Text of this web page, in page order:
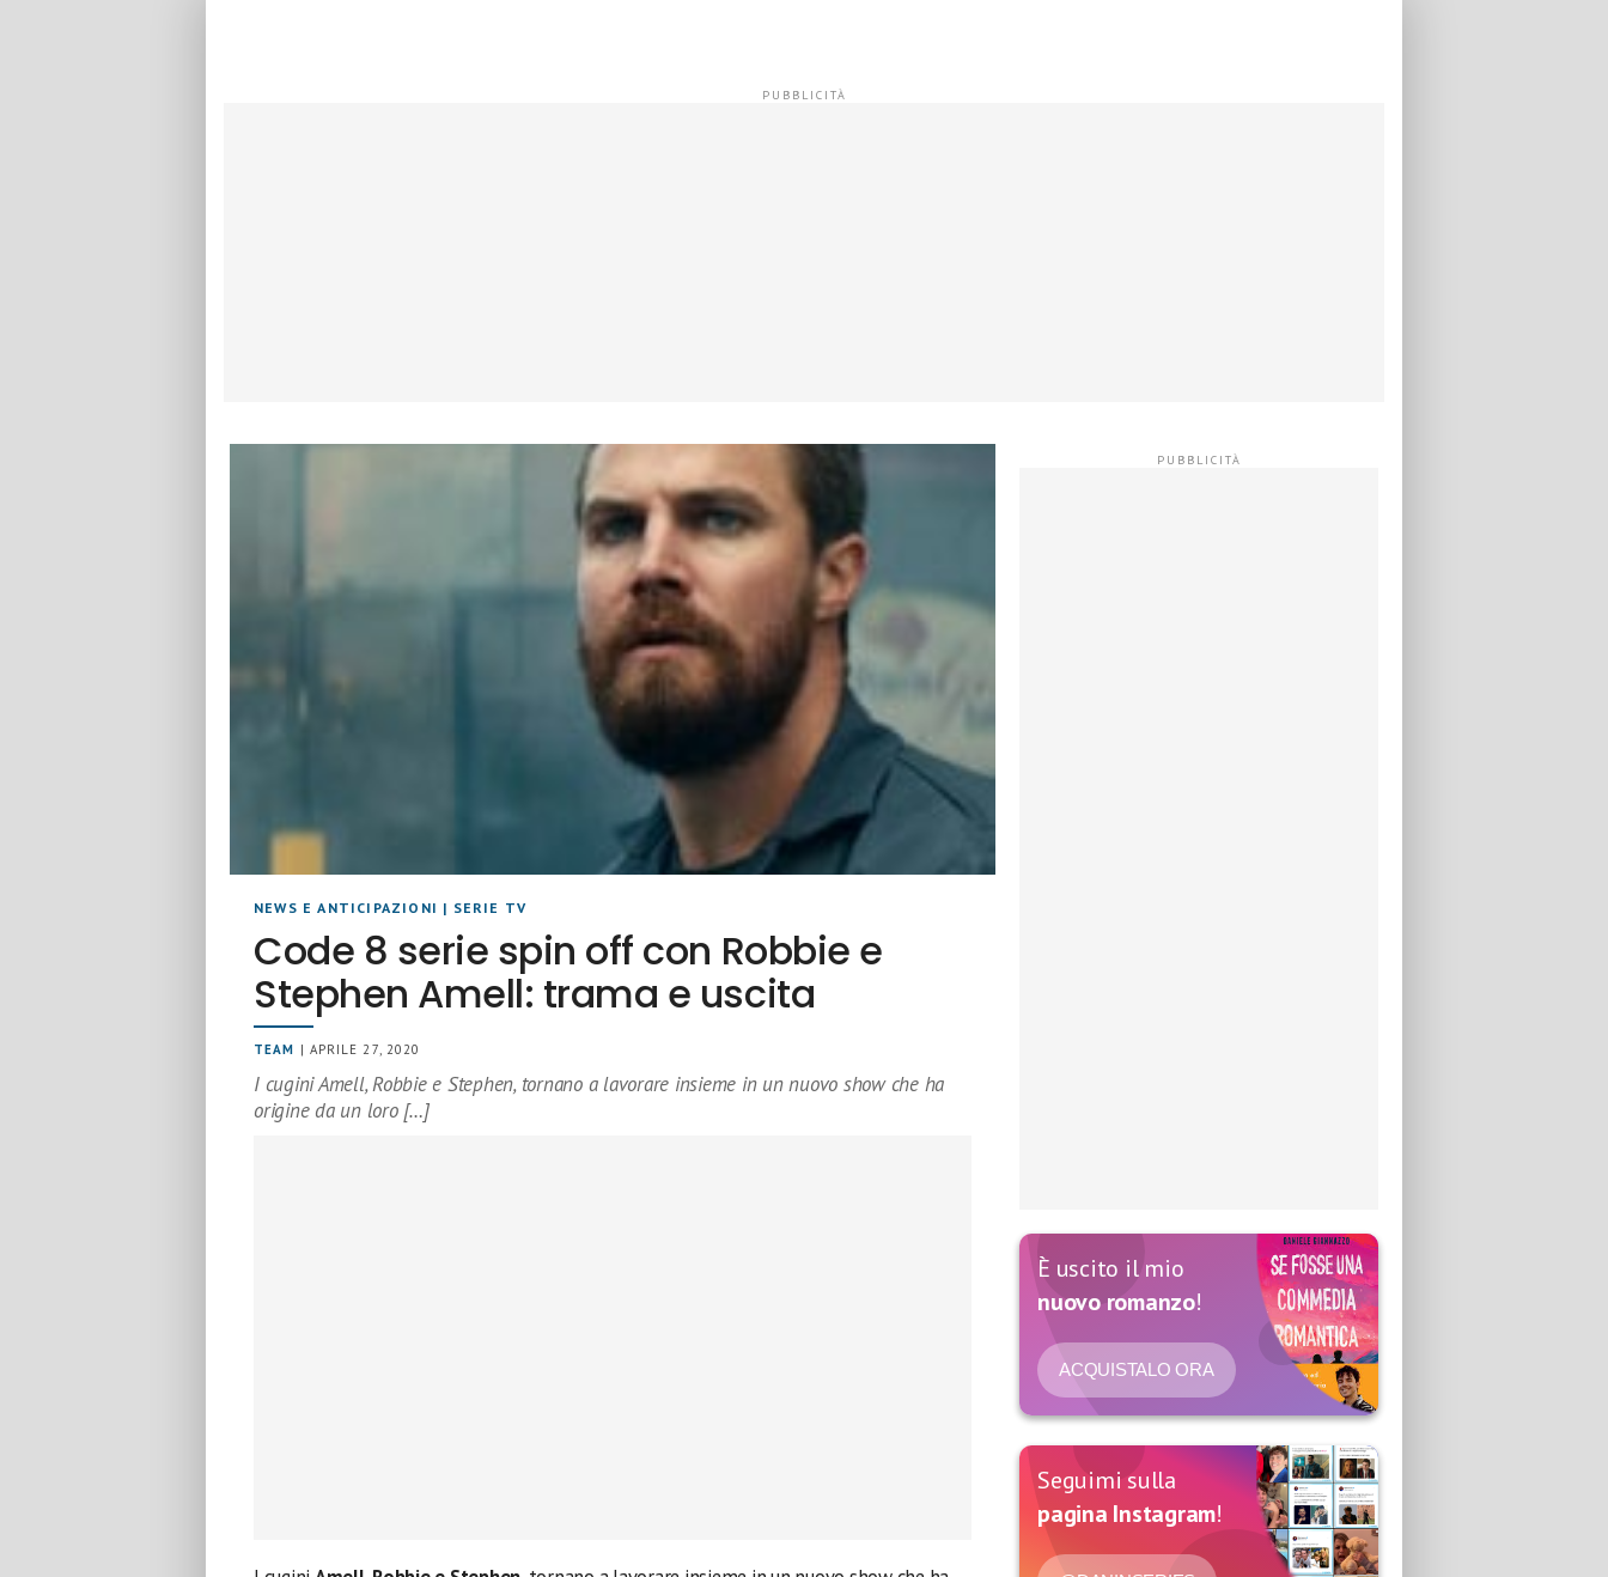
NEWS E ANTICIPAZIONI | SERIE TV
Code 8 serie spin off con Robbie e
Stephen Amell: trama e uscita
TEAM | APRILE 27, 2020
I cugini Amell, Robbie e Stephen, tornano a lavorare insieme in un nuovo show che ha
origine da un loro […]
È uscito il mio
nuovo romanzo!
ACQUISTALO ORA
Seguimi sulla
pagina Instagram!